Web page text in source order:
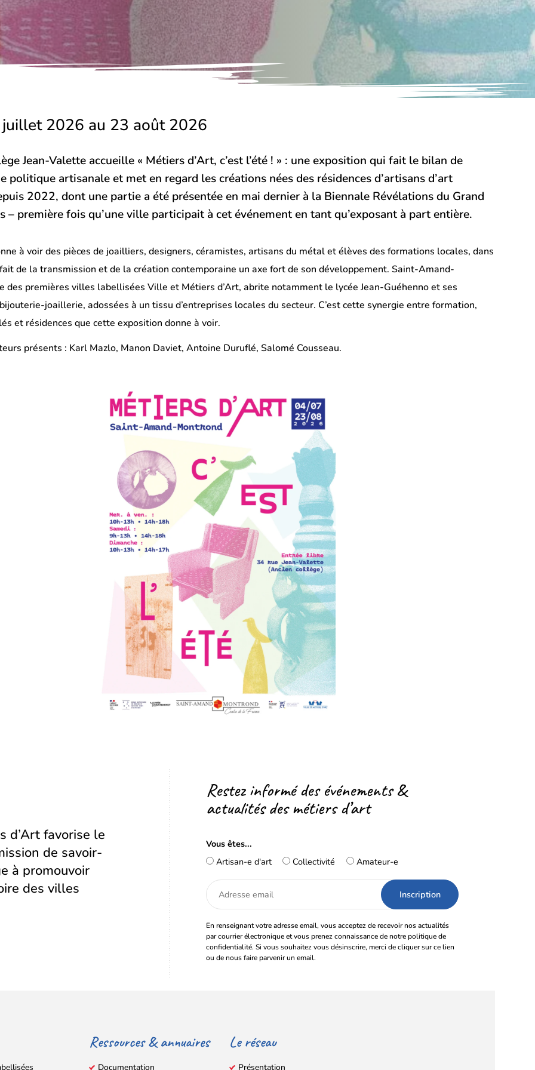
2026 au 23 août 2026
Jean-Valette accueille « Métiers d’Art, c’est l’été ! » : une exposition qui fait le bilan de
politique artisanale et met en regard les créations nées des résidences d’artisans d’art
2022, dont une partie a été présentée en mai dernier à la Biennale Révélations du Grand
– première fois qu’une ville participait à cet événement en tant qu’exposant à part entière.
à voir des pièces de joailliers, designers, céramistes, artisans du métal et élèves des formations locales, dans
de la transmission et de la création contemporaine un axe fort de son développement. Saint-Amand-
des premières villes labellisées Ville et Métiers d’Art, abrite notamment le lycée Jean-Guéhenno et ses
joaillerie, adossées à un tissu d’entreprises locales du secteur. C’est cette synergie entre formation,
et résidences que cette exposition donne à voir.
présents : Karl Mazlo, Manon Daviet, Antoine Duruflé, Salomé Cousseau.
d’Art favorise le
de savoir-
à promouvoir
des villes
Restez informé des événements &
actualités des métiers d’art
Vous êtes...
Artisan-e d'art
Collectivité Amateur-e
Adresse
email
En renseignant votre adresse email, vous acceptez de recevoir nos actualités
par courrier électronique et vous prenez connaissance de notre politique de
confidentialité. Si vous souhaitez vous désinscrire, merci de cliquer sur ce lien
ou de nous faire parvenir un email.
Ressources & annuaires
Documentation
Le réseau
Présentation